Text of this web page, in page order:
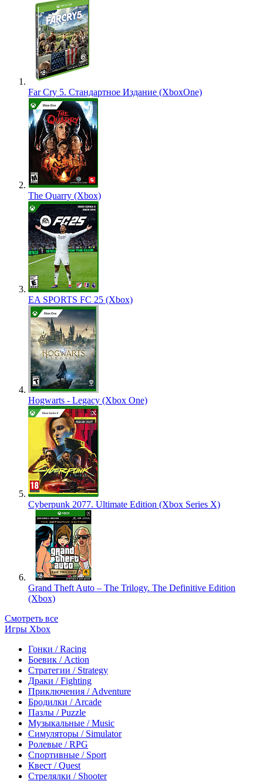
Far Cry 5. Стандартное Издание (XboxOne)
The Quarry (Xbox)
EA SPORTS FC 25 (Xbox)
Hogwarts - Legacy (Xbox One)
Cyberpunk 2077. Ultimate Edition (Xbox Series X)
Grand Theft Auto – The Trilogy. The Definitive Edition
(Xbox)
Смотреть все
Игры Xbox
Гонки / Racing
Боевик / Action
Стратегии / Strategy
Драки / Fighting
Приключения / Adventure
Бродилки / Arcade
Пазлы / Puzzle
Музыкальные / Music
Симуляторы / Simulator
Ролевые / RPG
Спортивные / Sport
Квест / Quest
Стрелялки / Shooter